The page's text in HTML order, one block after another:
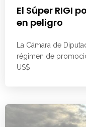
El Súper RIGI
en peligro
La Cámara de
régimen de
US$